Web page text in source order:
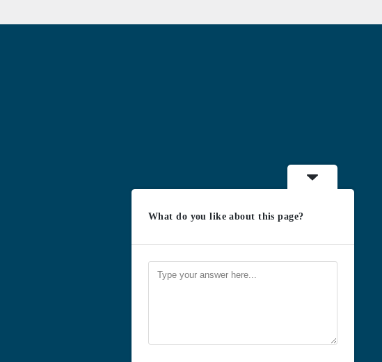
What do you like about this page?